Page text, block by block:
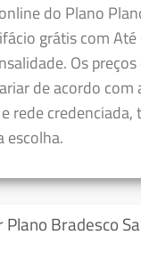
do Plano
grátis com Até
Os
de acordo com
rede credenciada,
escolha.
Plano Bradesco